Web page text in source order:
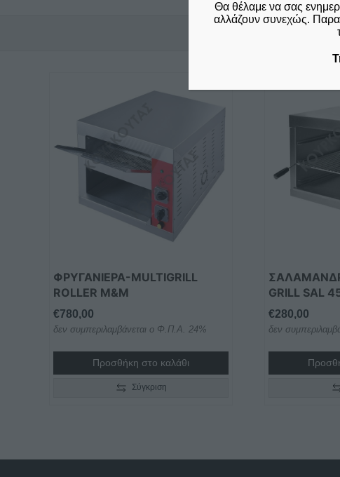
ΦΡΥΓΑΝΙΕΡΑ-MULTIGRILL
ROLLER M&M
€780,00
δεν συμπεριλαμβάνεται ο Φ.Π.Α. 24%
Προσθήκη στο καλάθι
Σύγκριση
GRILL SAL
€280,00
δεν
Θα θέλαμε να σας
αλλάζουν συνεχώς.